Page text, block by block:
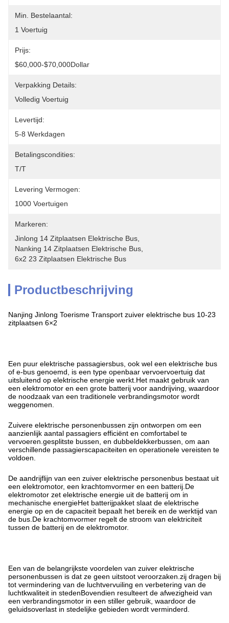
Min. Bestelaantal:
1 Voertuig
Prijs:
$60,000-$70,000Dollar
Verpakking Details:
Volledig Voertuig
Levertijd:
5-8 Werkdagen
Betalingscondities:
T/T
Levering Vermogen:
1000 Voertuigen
Markeren:
Jinlong 14 Zitplaatsen Elektrische Bus
Nanking 14 Zitplaatsen Elektrische Bus
6x2 23 Zitplaatsen Elektrische Bus
Productbeschrijving
Nanjing Jinlong Toerisme Transport zuiver elektrische bus 10-23
zitplaatsen 6×2
Een puur elektrische passagiersbus, ook wel een elektrische bus
of e-bus genoemd, is een type openbaar vervoervoertuig dat
uitsluitend op elektrische energie werkt.Het maakt gebruik van
een elektromotor en een grote batterij voor aandrijving, waardoor
de noodzaak van een traditionele verbrandingsmotor wordt
weggenomen.
Zuivere elektrische personenbussen zijn ontworpen om een
aanzienlijk aantal passagiers efficiënt en comfortabel te
vervoeren.gesplitste bussen, en dubbeldekkerbussen, om aan
verschillende passagierscapaciteiten en operationele vereisten te
voldoen.
De aandrijflijn van een zuiver elektrische personenbus bestaat uit
een elektromotor, een krachtomvormer en een batterij.De
elektromotor zet elektrische energie uit de batterij om in
mechanische energieHet batterijpakket slaat de elektrische
energie op en de capaciteit bepaalt het bereik en de werktijd van
de bus.De krachtomvormer regelt de stroom van elektriciteit
tussen de batterij en de elektromotor.
Een van de belangrijkste voordelen van zuiver elektrische
personenbussen is dat ze geen uitstoot veroorzaken.zij dragen bij
tot vermindering van de luchtvervuiling en verbetering van de
luchtkwaliteit in stedenBovendien resulteert de afwezigheid van
een verbrandingsmotor in een stiller gebruik, waardoor de
geluidsoverlast in stedelijke gebieden wordt verminderd.